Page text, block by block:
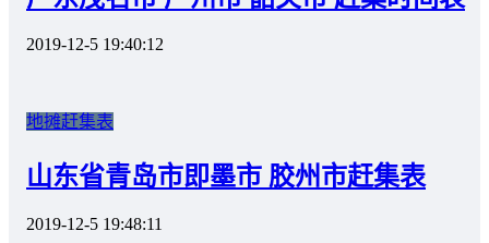
2019-12-5 19:40:12
地摊赶集表
山东省青岛市即墨市 胶州市赶集表
2019-12-5 19:48:11